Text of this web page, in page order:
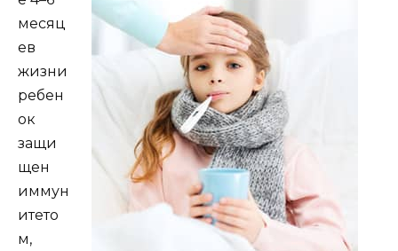
месяц
ев
жизни
ребен
ок
защи
щен
иммун
итето
м,